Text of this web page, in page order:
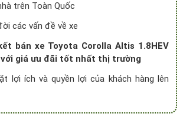
trên Toàn Quốc
các vấn đề về xe
bán xe Toyota Corolla Altis 1.8HEV
với giá ưu đãi tốt nhất thị trường
lợi ích và quyền lợi của khách hàng lên